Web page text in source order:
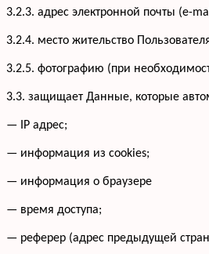
3.2.3. адрес электронной почты (e-
3.2.4. место жительство
3.2.5. фотографию (при
3.3. защищает Данные, которые
— IP адрес;
— информация из cookies;
— информация о браузере
— время доступа;
— реферер (адрес предыдущей